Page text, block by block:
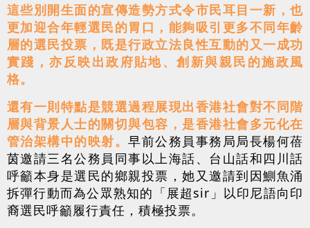
這些別開生面的宣傳造勢方式令市民耳目一新，也
更加迎合年輕選民的胃口，能夠吸引更多不同年齡
層的選民投票，既是行政立法良性互動的又一成功
實踐，亦反映出政府貼地、創新與親民的施政風
格。
還有一則特點是競選過程展現出香港社會對不同階
層與背景人士的關切與包容，是香港社會多元化在
管治架構中的映射。早前公務員事務局局長楊何蓓
茵邀請三名公務員同事以上海話、台山話和四川話
呼籲本身是選民的鄉親投票，她又邀請到因鰂魚涌
拆彈行動而為公眾熟知的「展超sir」以印尼語向印
裔選民呼籲履行責任，積極投票。